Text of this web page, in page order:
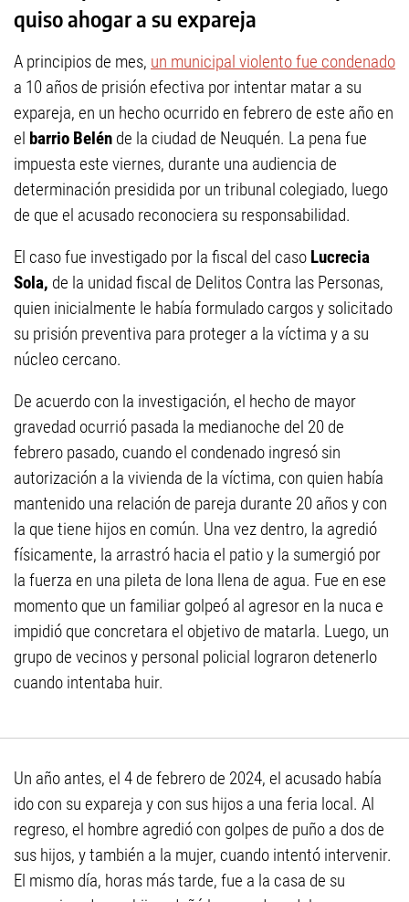
quiso ahogar a su expareja
A principios de mes, un municipal violento fue condenado
a 10 años de prisión efectiva por intentar matar a su
expareja, en un hecho ocurrido en febrero de este año en
el barrio Belén de la ciudad de Neuquén. La pena fue
impuesta este viernes, durante una audiencia de
determinación presidida por un tribunal colegiado, luego
de que el acusado reconociera su responsabilidad.
El caso fue investigado por la fiscal del caso Lucrecia
Sola, de la unidad fiscal de Delitos Contra las Personas,
quien inicialmente le había formulado cargos y solicitado
su prisión preventiva para proteger a la víctima y a su
núcleo cercano.
De acuerdo con la investigación, el hecho de mayor
gravedad ocurrió pasada la medianoche del 20 de
febrero pasado, cuando el condenado ingresó sin
autorización a la vivienda de la víctima, con quien había
mantenido una relación de pareja durante 20 años y con
la que tiene hijos en común. Una vez dentro, la agredió
físicamente, la arrastró hacia el patio y la sumergió por
la fuerza en una pileta de lona llena de agua. Fue en ese
momento que un familiar golpeó al agresor en la nuca e
impidió que concretara el objetivo de matarla. Luego, un
grupo de vecinos y personal policial lograron detenerlo
cuando intentaba huir.
Un año antes, el 4 de febrero de 2024, el acusado había
ido con su expareja y con sus hijos a una feria local. Al
regreso, el hombre agredió con golpes de puño a dos de
sus hijos, y también a la mujer, cuando intentó intervenir.
El mismo día, horas más tarde, fue a la casa de su